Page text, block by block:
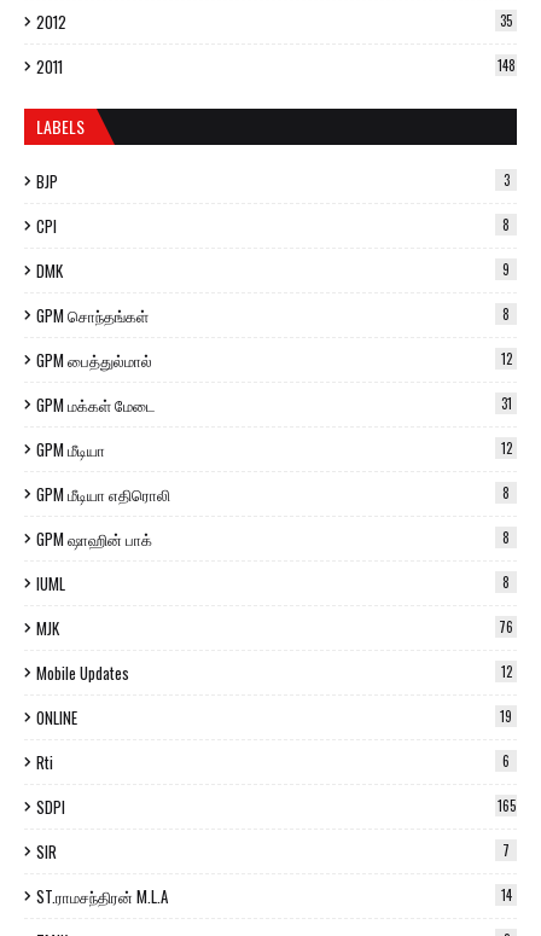
2012 35
2011 148
LABELS
BJP 3
CPI 8
DMK 9
GPM சொந்தங்கள் 8
GPM பைத்துல்மால் 12
GPM மக்கள் மேடை 31
GPM மீடியா 12
GPM மீடியா எதிரொலி 8
GPM ஷாஹின் பாக் 8
IUML 8
MJK 76
Mobile Updates 12
ONLINE 19
Rti 6
SDPI 165
SIR 7
ST.ராமசந்திரன் M.L.A 14